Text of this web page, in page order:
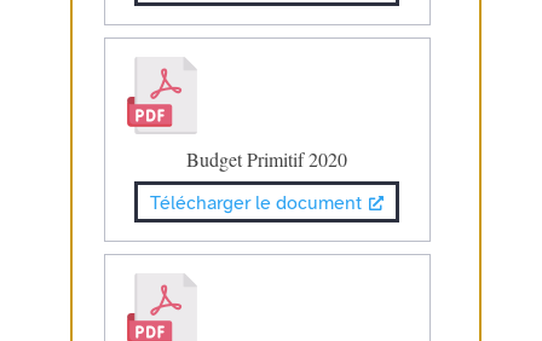
Budget Primitif 2020
Télécharger le document